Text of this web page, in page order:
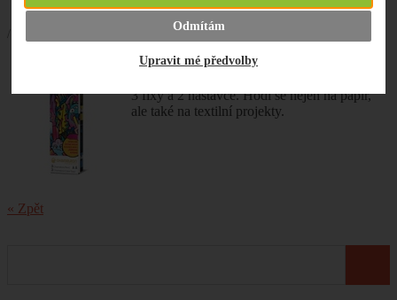
Odmítám
Upravit mé předvolby
V novinkách přistála parádní
3 fixy a 2 nástavce. Hodí se nejen na papír,
ale také na textilní projekty.
« Zpět